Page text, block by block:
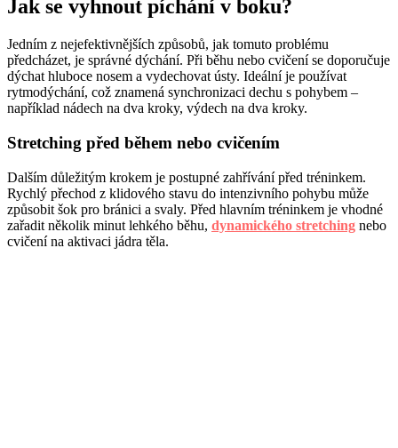
Jak se vyhnout píchání v boku?
Jedním z nejefektivnějších způsobů, jak tomuto problému
předcházet, je správné dýchání. Při běhu nebo cvičení se doporučuje
dýchat hluboce nosem a vydechovat ústy. Ideální je používat
rytmodýchání, což znamená synchronizaci dechu s pohybem –
například nádech na dva kroky, výdech na dva kroky.
Stretching před během nebo cvičením
Dalším důležitým krokem je postupné zahřívání před tréninkem.
Rychlý přechod z klidového stavu do intenzivního pohybu může
způsobit šok pro bránici a svaly. Před hlavním tréninkem je vhodné
zařadit několik minut lehkého běhu, dynamického stretching nebo
cvičení na aktivaci jádra těla.